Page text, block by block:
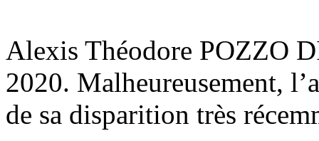
Alexis Théodore POZZO
2020. Malheureusement,
de sa disparition très